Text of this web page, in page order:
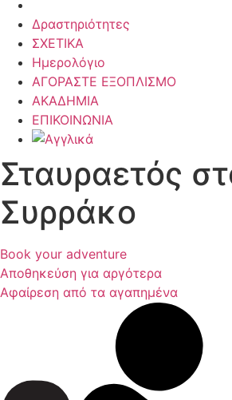
Δραστηριότητες
ΣΧΕΤΙΚΑ
Ημερολόγιο
ΑΓΟΡΑΣΤΕ ΕΞΟΠΛΙΣΜΟ
ΑΚΑΔΗΜΙΑ
ΕΠΙΚΟΙΝΩΝΙΑ
Σταυραετός
Συρράκο
Book your adventure
Αποθηκεύση για αργότερα
Αφαίρεση από τα αγαπημένα